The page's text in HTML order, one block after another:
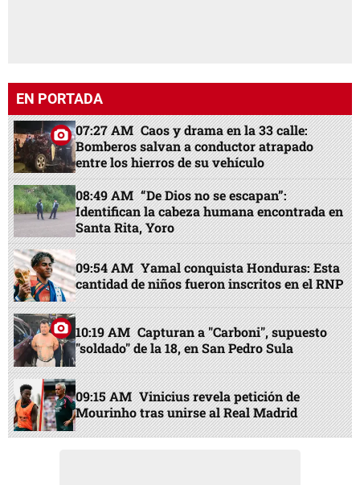
EN PORTADA
07:27 AM Caos y drama en la 33 calle:
Bomberos salvan a conductor atrapado
entre los hierros de su vehículo
08:49 AM “De Dios no se escapan”:
Identifican la cabeza humana encontrada en
Santa Rita, Yoro
09:54 AM Yamal conquista Honduras: Esta
cantidad de niños fueron inscritos en el RNP
10:19 AM Capturan a "Carboni", supuesto
"soldado" de la 18, en San Pedro Sula
09:15 AM Vinicius revela petición de
Mourinho tras unirse al Real Madrid